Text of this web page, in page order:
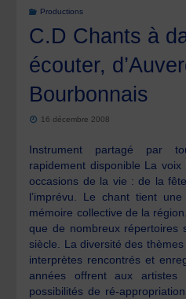
Productions
C.D Chants à
écouter,
Bourbonnais
16 décembre 2008
Instrument partagé par
rapidement disponible La
occasions de la vie : de la
l’imprévu. Le chant tient
mémoire collective de la
que de nombreux répertoires
siècle. La diversité des
interprètes rencontrés et
années offrent aux artistes
possibilités de ré-